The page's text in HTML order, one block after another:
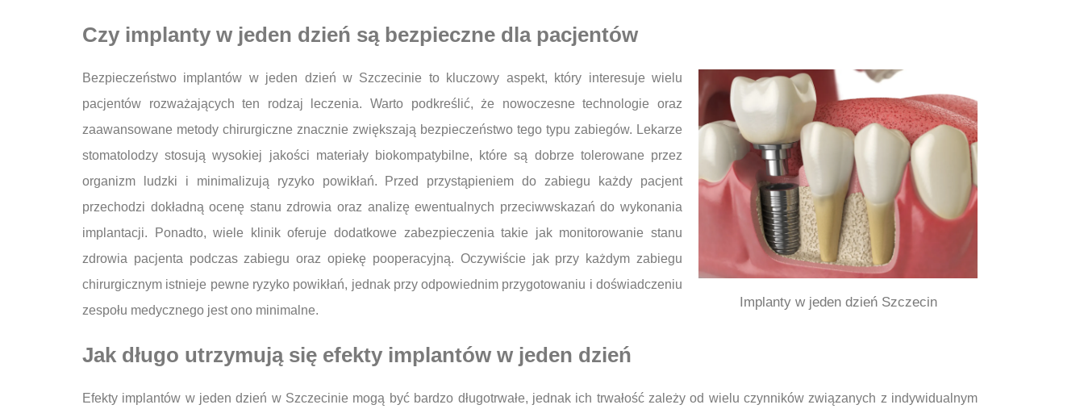
Czy implanty w jeden dzień są bezpieczne dla pacjentów
Implanty w jeden dzień Szczecin
Bezpieczeństwo implantów w jeden dzień w Szczecinie to kluczowy aspekt, który interesuje wielu
pacjentów rozważających ten rodzaj leczenia. Warto podkreślić, że nowoczesne technologie oraz
zaawansowane metody chirurgiczne znacznie zwiększają bezpieczeństwo tego typu zabiegów. Lekarze
stomatolodzy stosują wysokiej jakości materiały biokompatybilne, które są dobrze tolerowane przez
organizm ludzki i minimalizują ryzyko powikłań. Przed przystąpieniem do zabiegu każdy pacjent
przechodzi dokładną ocenę stanu zdrowia oraz analizę ewentualnych przeciwwskazań do wykonania
implantacji. Ponadto, wiele klinik oferuje dodatkowe zabezpieczenia takie jak monitorowanie stanu
zdrowia pacjenta podczas zabiegu oraz opiekę pooperacyjną. Oczywiście jak przy każdym zabiegu
chirurgicznym istnieje pewne ryzyko powikłań, jednak przy odpowiednim przygotowaniu i doświadczeniu
zespołu medycznego jest ono minimalne.
Jak długo utrzymują się efekty implantów w jeden dzień
Efekty implantów w jeden dzień w Szczecinie mogą być bardzo długotrwałe, jednak ich trwałość zależy od wielu czynników związanych z indywidualnym